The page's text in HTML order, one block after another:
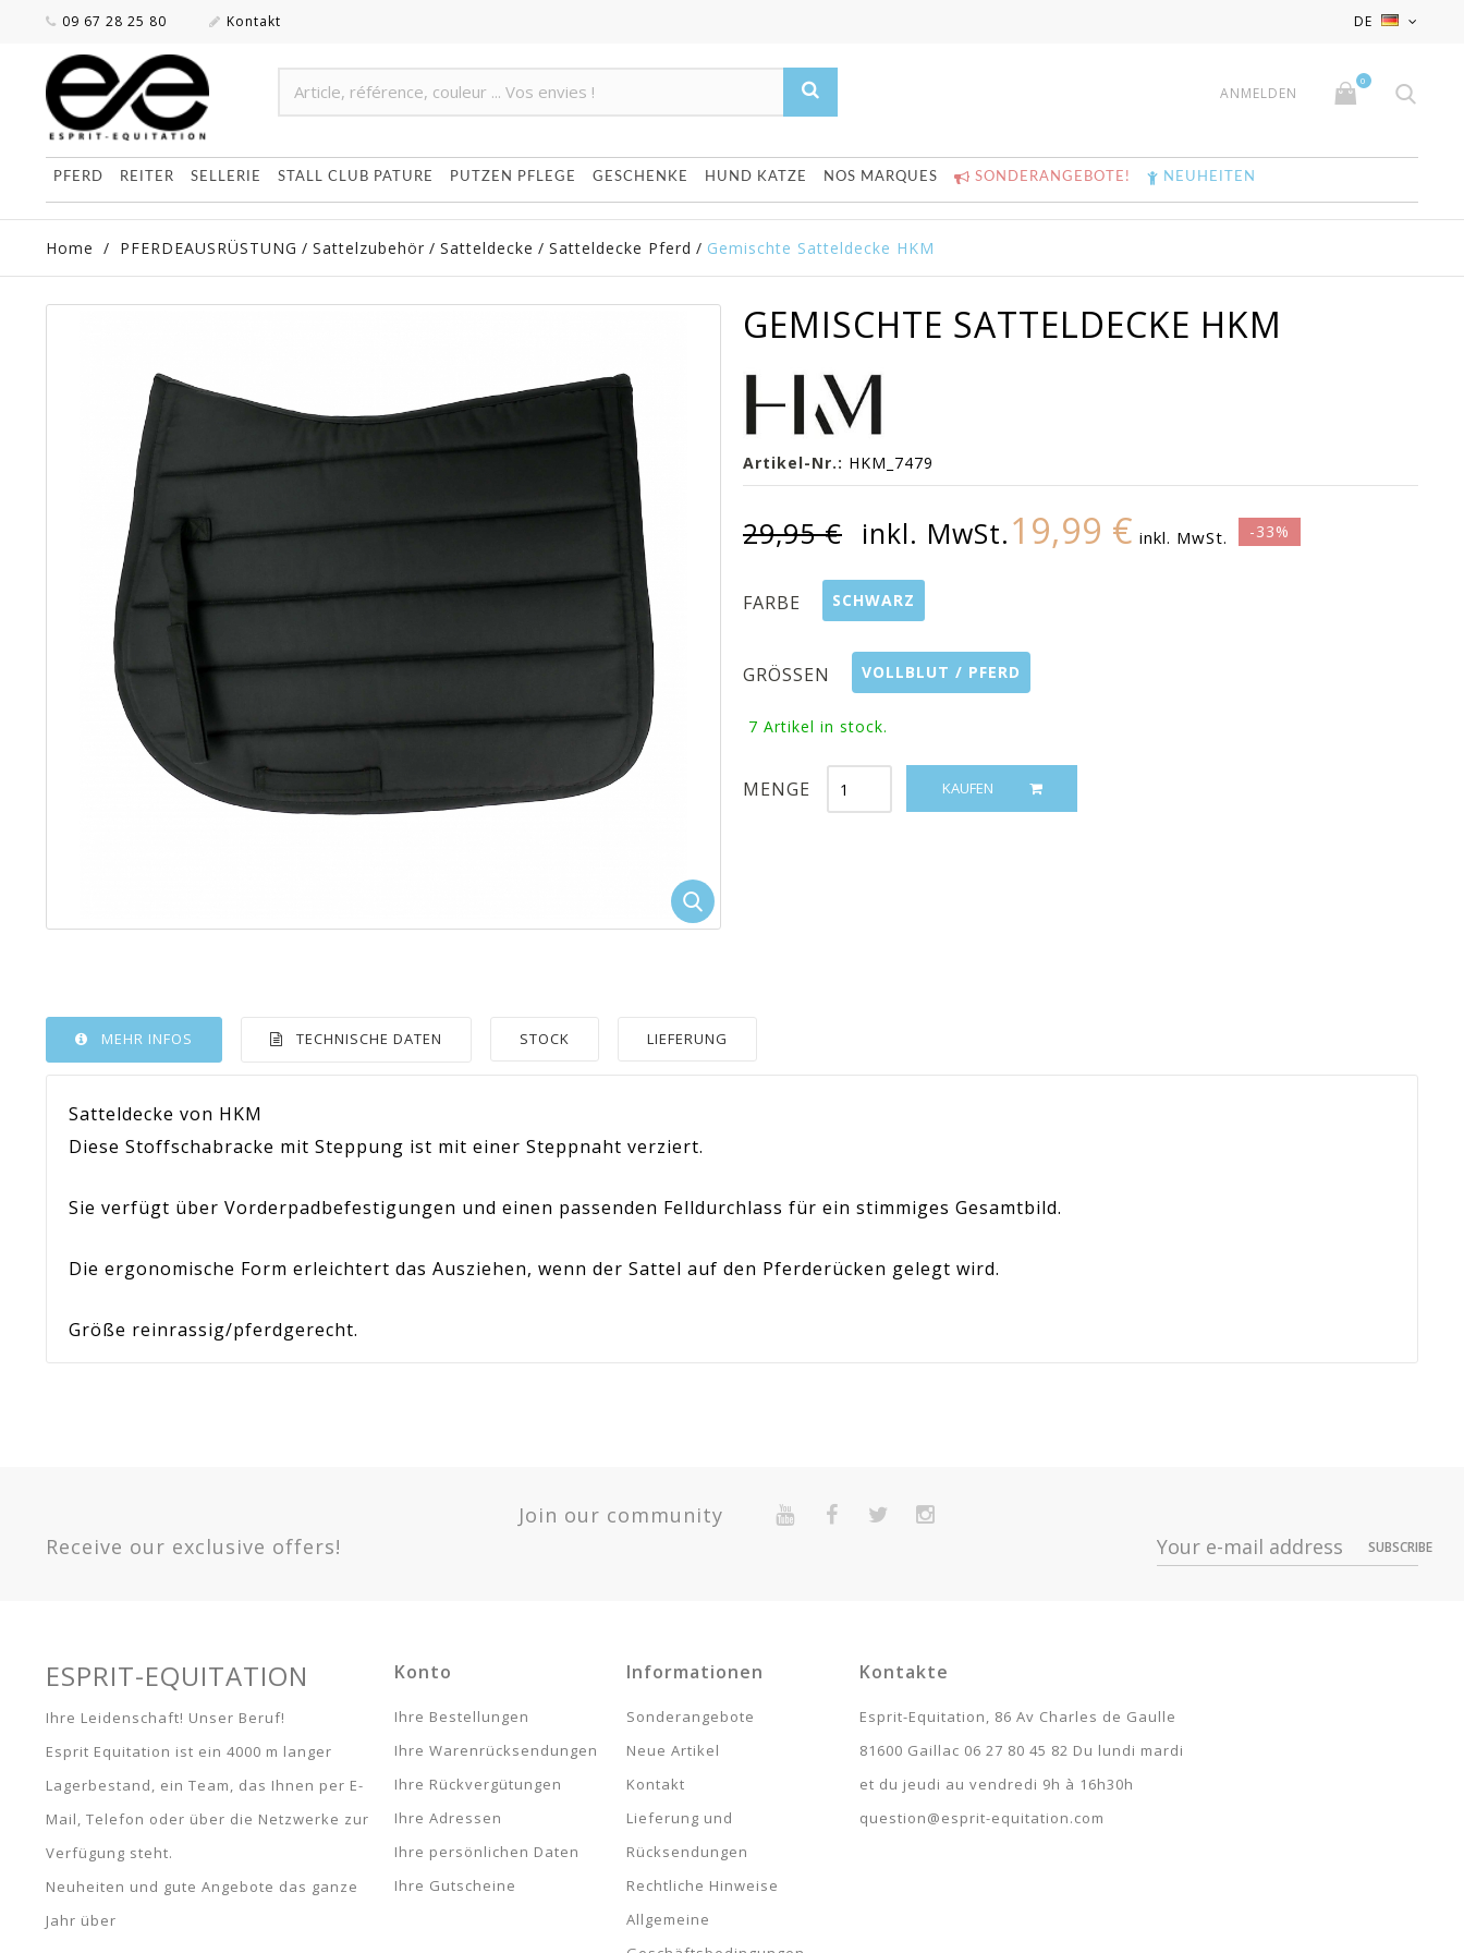
DE
09 67 28 25 80 Kontakt
ANMELDEN
0
PFERD REITER SELLERIE STALL CLUB PATURE PUTZEN PFLEGE GESCHENKE HUND KATZE NOS MARQUES SONDERANGEBOTE! NEUHEITEN
Home / PFERDEAUSRÜSTUNG / Sattelzubehör / Satteldecke / Satteldecke Pferd / Gemischte Satteldecke HKM
GEMISCHTE SATTELDECKE HKM
Artikel-Nr.: HKM_7479
29,95 € inkl. MwSt.19,99 € inkl. MwSt. -33%
FARBE SCHWARZ
GRÖSSEN VOLLBLUT / PFERD
7 Artikel in stock.
MENGE KAUFEN
MEHR INFOS TECHNISCHE DATEN STOCK LIEFERUNG
Satteldecke von HKM
Diese Stoffschabracke mit Steppung ist mit einer Steppnaht verziert.
Sie verfügt über Vorderpadbefestigungen und einen passenden Felldurchlass für ein stimmiges Gesamtbild.
Die ergonomische Form erleichtert das Ausziehen, wenn der Sattel auf den Pferderücken gelegt wird.
Größe reinrassig/pferdgerecht.
Warranty
Join our community
Receive our exclusive offers!
SUBSCRIBE
ESPRIT-EQUITATION
Ihre Leidenschaft! Unser Beruf!
Esprit Equitation ist ein 4000 m langer
Lagerbestand, ein Team, das Ihnen per E-
Mail, Telefon oder über die Netzwerke zur
Verfügung steht.
Neuheiten und gute Angebote das ganze
Jahr über
Konto
Ihre Bestellungen
Ihre Warenrücksendungen
Ihre Rückvergütungen
Ihre Adressen
Ihre persönlichen Daten
Ihre Gutscheine
Informationen
Sonderangebote
Neue Artikel
Kontakt
Lieferung und
Rücksendungen
Rechtliche Hinweise
Allgemeine
Kontakte
Esprit-Equitation, 86 Av Charles de Gaulle
81600 Gaillac 06 27 80 45 82 Du lundi mardi
et du jeudi au vendredi 9h à 16h30h
question@esprit-equitation.com